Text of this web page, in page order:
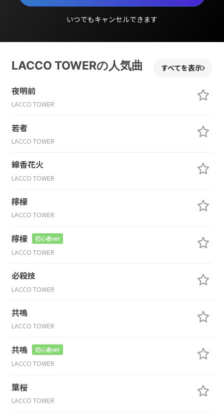
いつでもキャンセルできます
LACCO TOWERの人気曲 すべてを表示
夜明前
LACCO TOWER
若者
LACCO TOWER
線香花火
LACCO TOWER
檸檬
LACCO TOWER
檸檬 初心者ver
LACCO TOWER
必殺技
LACCO TOWER
共鳴
LACCO TOWER
共鳴 初心者ver
LACCO TOWER
葉桜
LACCO TOWER